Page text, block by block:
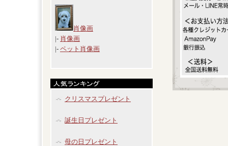
肖像画
|- 肖像画
|- ペット肖像画
クリスマスプレゼント
誕生日プレゼント
母の日プレゼント